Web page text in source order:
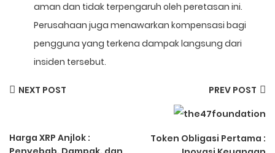
aman dan tidak terpengaruh oleh peretasan ini.
Perusahaan juga menawarkan kompensasi bagi
pengguna yang terkena dampak langsung dari
insiden tersebut.
NEXT POST
Harga XRP Anjlok :
PREV POST
Token Obligasi Pertama :